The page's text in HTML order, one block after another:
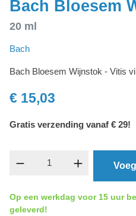
Bach Bloesem
20 ml
Bach
Bach Bloesem Wijnstok - Vitis
€ 15,03
Gratis verzending vanaf € 29!
Op een werkdag voor 15 uur
geleverd!